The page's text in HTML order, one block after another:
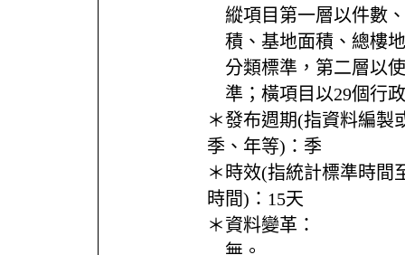
縱項目第一層以件數
積、基地面積、總樓
分類標準，第二層以
準；橫項目以29個行
＊發布週期(指資料編製
季、年等)： 季
＊時效(指統計標準時間
時間)： 15天
＊資料變革：